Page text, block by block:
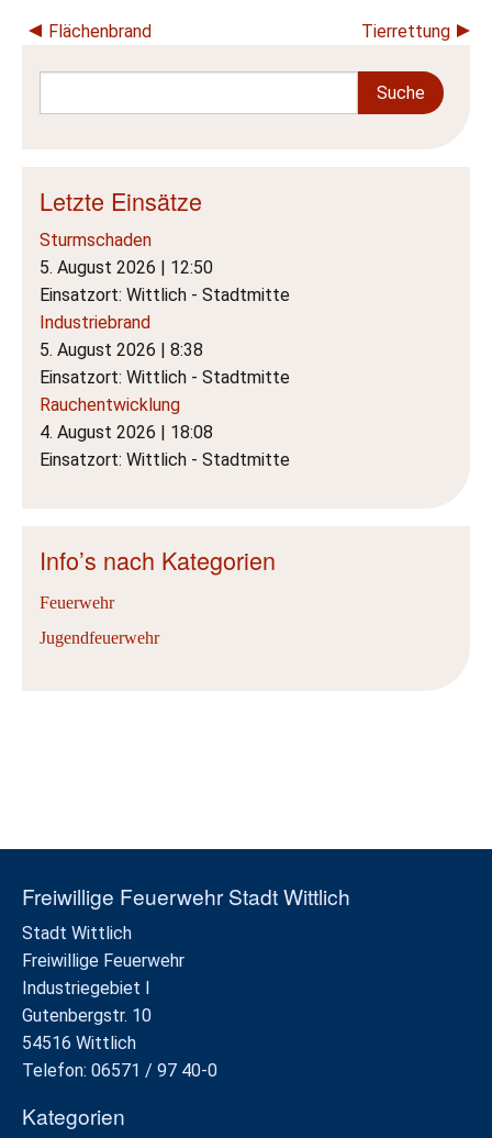
Flächenbrand Tierrettung
Letzte Einsätze
Sturmschaden
5. August 2026 | 12:50
Einsatzort: Wittlich - Stadtmitte
Industriebrand
5. August 2026 | 8:38
Einsatzort: Wittlich - Stadtmitte
Rauchentwicklung
4. August 2026 | 18:08
Einsatzort: Wittlich - Stadtmitte
Info’s nach Kategorien
Feuerwehr
Jugendfeuerwehr
Freiwillige Feuerwehr Stadt Wittlich
Stadt Wittlich
Freiwillige Feuerwehr
Industriegebiet I
Gutenbergstr. 10
54516 Wittlich
Telefon: 06571 / 97 40-0
Kategorien